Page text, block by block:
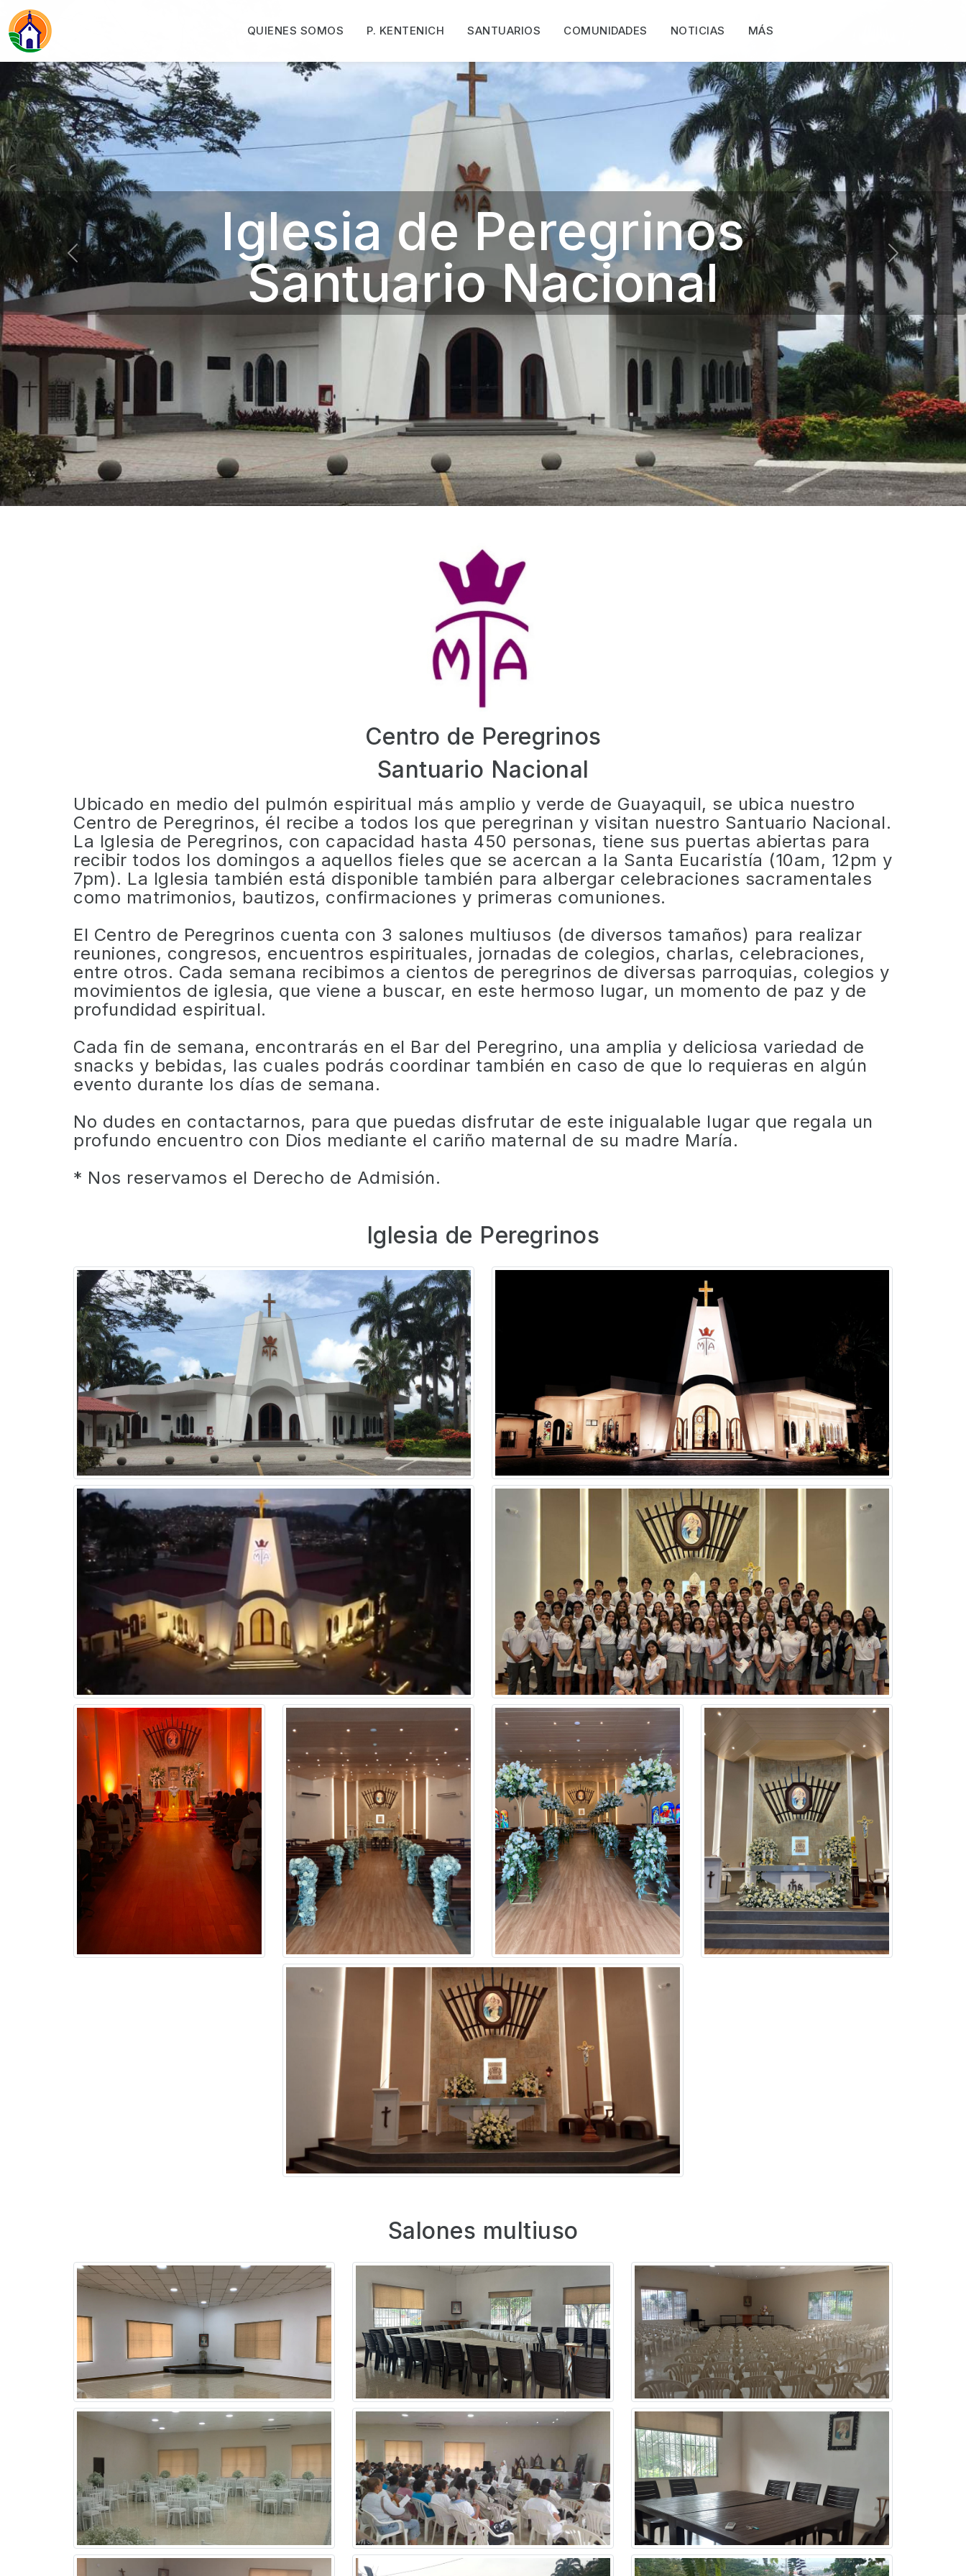
QUIENES SOMOS P. KENTENICH SANTUARIOS COMUNIDADES NOTICIAS MÁS
Salones multiuso
Previous Next
Centro de Peregrinos
Santuario Nacional
Ubicado en medio del pulmón espiritual más amplio y verde de Guayaquil, se ubica nuestro
Centro de Peregrinos, él recibe a todos los que peregrinan y visitan nuestro Santuario Nacional.
La Iglesia de Peregrinos, con capacidad hasta 450 personas, tiene sus puertas abiertas para
recibir todos los domingos a aquellos fieles que se acercan a la Santa Eucaristía (10am, 12pm y
7pm). La Iglesia también está disponible también para albergar celebraciones sacramentales
como matrimonios, bautizos, confirmaciones y primeras comuniones.
El Centro de Peregrinos cuenta con 3 salones multiusos (de diversos tamaños) para realizar
reuniones, congresos, encuentros espirituales, jornadas de colegios, charlas, celebraciones,
entre otros. Cada semana recibimos a cientos de peregrinos de diversas parroquias, colegios y
movimientos de iglesia, que viene a buscar, en este hermoso lugar, un momento de paz y de
profundidad espiritual.
Cada fin de semana, encontrarás en el Bar del Peregrino, una amplia y deliciosa variedad de
snacks y bebidas, las cuales podrás coordinar también en caso de que lo requieras en algún
evento durante los días de semana.
No dudes en contactarnos, para que puedas disfrutar de este inigualable lugar que regala un
profundo encuentro con Dios mediante el cariño maternal de su madre María.
* Nos reservamos el Derecho de Admisión.
Iglesia de Peregrinos
Salones multiuso